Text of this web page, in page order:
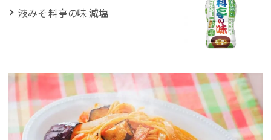
液みそ 料亭の味 減塩